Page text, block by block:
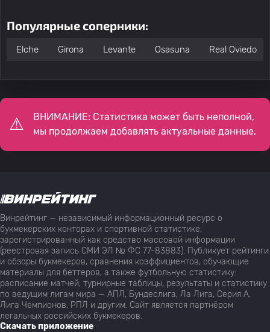
Популярные соперники:
Elche Girona Levante Osasuna Real Oviedo
ВНИМАНИЕ: Статистика может быть неполной,
мы продолжаем добавлять актуальные данные.
Винрейтинг — независимый информационный ресурс о
букмекерских конторах и спортивной статистике,
зарегистрированный как средство массовой информации
(реестровая запись СМИ ЭЛ № ФС 77-83883). Публикует рейтинги
и обзоры букмекеров, сравнения коэффициентов, обучающие
материалы для беттеров, а также футбольную статистику:
расписание матчей, турнирные таблицы, результаты и статистику
по ведущим лигам мира — АПЛ, Бундеслига, Ла Лига, Серия А,
Лига Чемпионов, РПЛ и другим. Сайт является партнёром
легальных российских букмекеров.
Скачать приложение